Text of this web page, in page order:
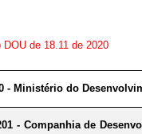
de 18.11 de 2020
- Ministério do
- Companhia de